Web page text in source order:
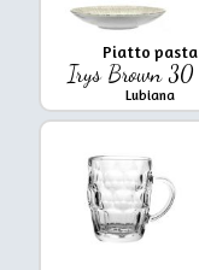
Piatto pasta
Irys Brown 30
Lubiana